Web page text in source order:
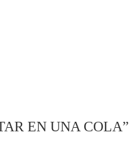
EN UNA COLA”